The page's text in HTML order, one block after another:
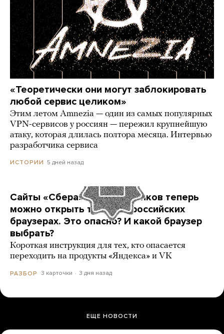
«Теоретически они могут заблокировать
любой сервис целиком»
Этим летом Amnezia — один из самых популярных
VPN-сервисов у россиян — пережил крупнейшую
атаку, которая длилась полтора месяца. Интервью
разработчика сервиса
ИСТОРИИ 5 дней назад
Сайты «Сбера» и других банков теперь
можно открыть только в российских
браузерах. Это опасно? И какой браузер
выбрать?
Короткая инструкция для тех, кто опасается
переходить на продукты «Яндекса» и VK
РАЗБОР 3 карточки 3 дня назад
ЕЩЕ НОВОСТИ